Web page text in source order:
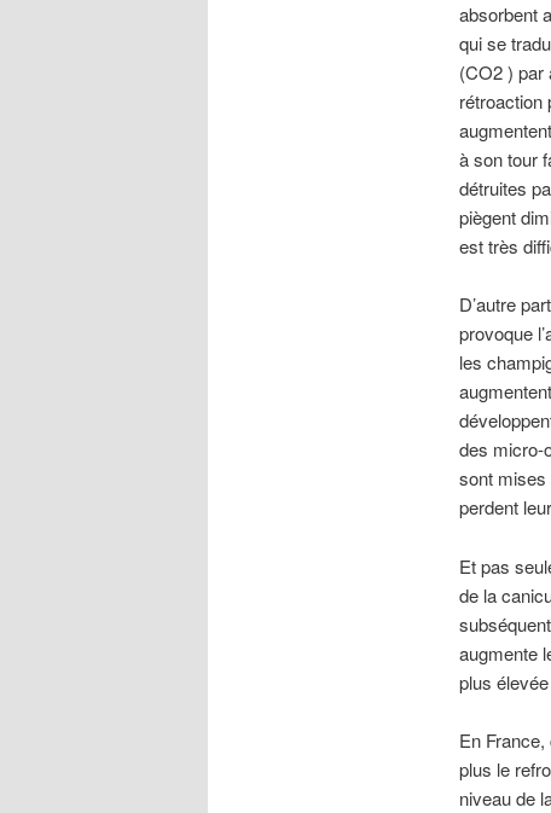
absorbent
qui se
(CO2 ) par
rétroaction
à son tour
détruites
piègent
est très
D’autre
provoque
les
des micro-
sont mises
perdent
Et pas
de la
augmente
plus
En
plus le
niveau de